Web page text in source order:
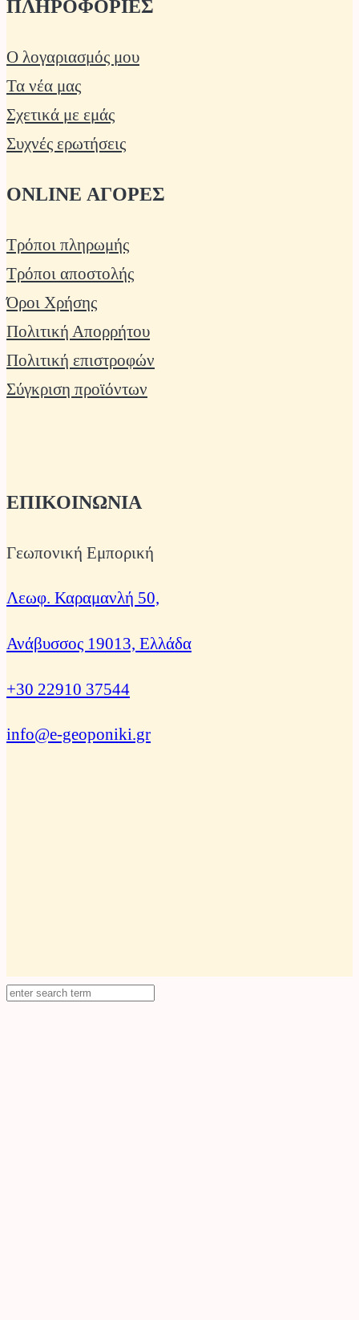
ΠΛΗΡΟΦΟΡΙΕΣ
Ο λογαριασμός μου
Τα νέα μας
Σχετικά με εμάς
Συχνές ερωτήσεις
ONLINE ΑΓΟΡΕΣ
Τρόποι πληρωμής
Τρόποι αποστολής
Όροι Χρήσης
Πολιτική Απορρήτου
Πολιτική επιστροφών
Σύγκριση προϊόντων
ΕΠΙΚΟΙΝΩΝΙΑ
Γεωπονική Εμπορική
Λεωφ. Καραμανλή 50,
Ανάβυσσος 19013, Ελλάδα
+30 22910 37544
info@e-geoponiki.gr